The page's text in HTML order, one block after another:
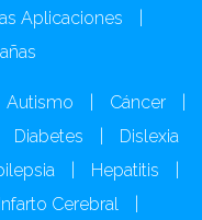
Aplicaciones
Autismo Cáncer
Diabetes
Dislexia
Hepatitis
Infarto Cerebral